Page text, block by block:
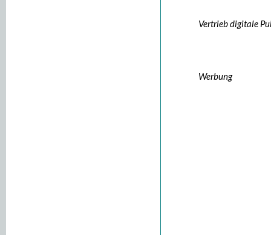
Vertrieb digitale
Werbung